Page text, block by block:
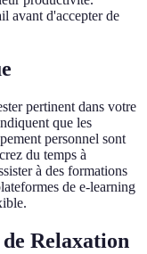
avant d'accepter de
pertinent dans votre
que les
personnel sont
du temps à
à des formations
de e-learning
de Relaxation